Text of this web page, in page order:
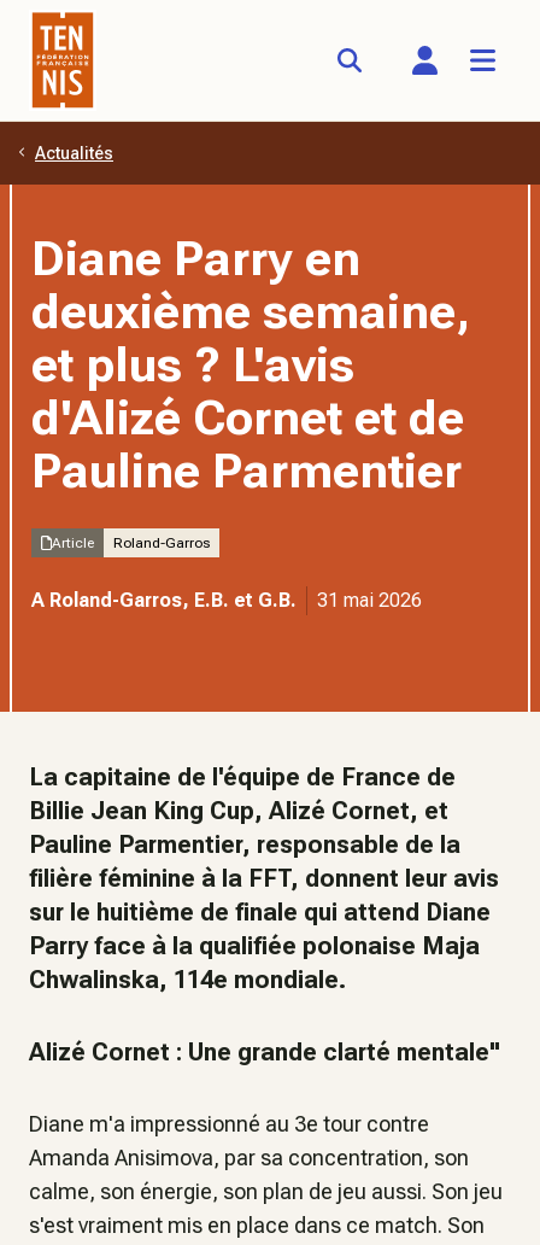
Aller au contenu principal
Actualités
Diane Parry en
deuxième semaine,
et plus ? L'avis
d'Alizé Cornet et de
Pauline Parmentier
Article Roland-Garros
A Roland-Garros, E.B. et G.B. 31 mai 2026
La capitaine de l'équipe de France de
Billie Jean King Cup, Alizé Cornet, et
Pauline Parmentier, responsable de la
filière féminine à la FFT, donnent leur avis
sur le huitième de finale qui attend Diane
Parry face à la qualifiée polonaise Maja
Chwalinska, 114e mondiale.
Alizé Cornet : Une grande clarté mentale"
Diane m'a impressionné au 3e tour contre
Amanda Anisimova, par sa concentration, son
calme, son énergie, son plan de jeu aussi. Son jeu
s'est vraiment mis en place dans ce match. Son